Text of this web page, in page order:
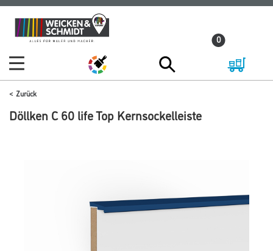
Zum
Inhalt
Zum
Navigationsmenü
0
Zurück
Döllken C 60 life Top Kernsockelleiste